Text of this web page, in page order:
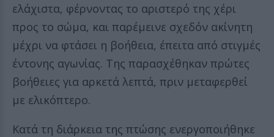
ελάχιστα, φέρνοντας το αριστερό της χέρι
προς το σώμα, και παρέμεινε σχεδόν ακίνητη
μέχρι να φτάσει η βοήθεια, έπειτα από στιγμές
έντονης αγωνίας. Της παρασχέθηκαν πρώτες
βοήθειες για αρκετά λεπτά, πριν μεταφερθεί
με ελικόπτερο.
Κατά τη διάρκεια της πτώσης ενεργοποιήθηκε